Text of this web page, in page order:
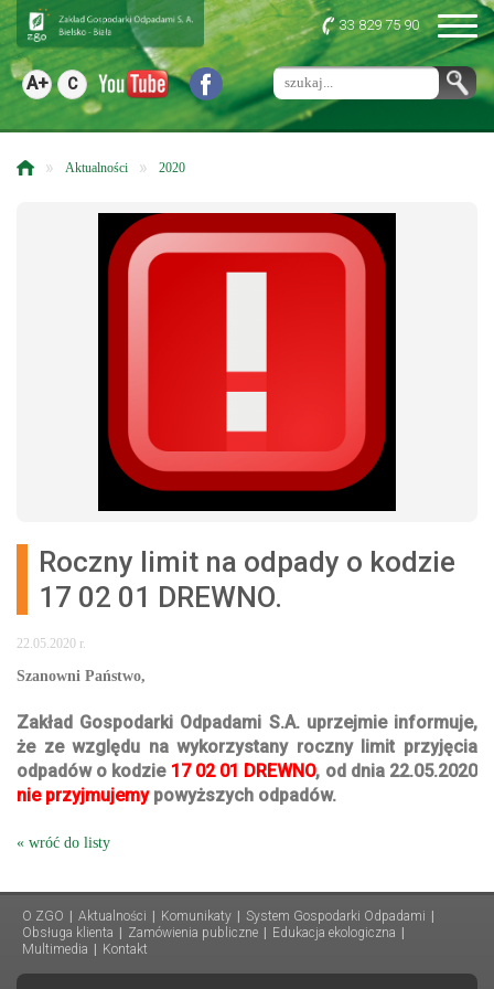
A+ C
33 829 75 90
» Aktualności » 2020
Roczny limit na odpady o kodzie
17 02 01 DREWNO.
22.05.2020 r.
Szanowni Państwo,
Zakład Gospodarki Odpadami S.A. uprzejmie informuje,
że ze względu na wykorzystany roczny limit przyjęcia
odpadów o kodzie 17 02 01 DREWNO, od dnia 22.05.2020
nie przyjmujemypowyższych odpadów.
« wróć do listy
O ZGO | Aktualności | Komunikaty | System Gospodarki Odpadami |
Obsługa klienta | Zamówienia publiczne | Edukacja ekologiczna |
Multimedia | Kontakt